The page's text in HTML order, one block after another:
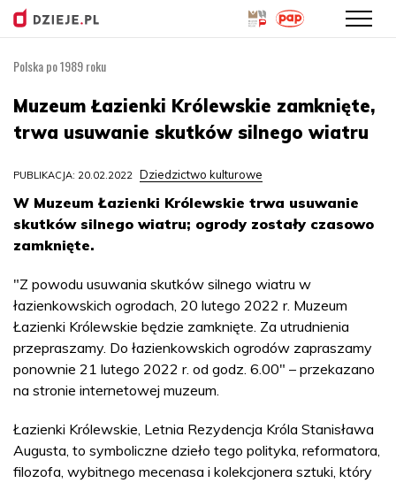
treści
Polska po 1989 roku
Muzeum Łazienki Królewskie zamknięte,
trwa usuwanie skutków silnego wiatru
PUBLIKACJA: 20.02.2022 Dziedzictwo kulturowe
W Muzeum Łazienki Królewskie trwa usuwanie
skutków silnego wiatru; ogrody zostały czasowo
zamknięte.
"Z powodu usuwania skutków silnego wiatru w
łazienkowskich ogrodach, 20 lutego 2022 r. Muzeum
Łazienki Królewskie będzie zamknięte. Za utrudnienia
przepraszamy. Do łazienkowskich ogrodów zapraszamy
ponownie 21 lutego 2022 r. od godz. 6.00" – przekazano
na stronie internetowej muzeum.
Łazienki Królewskie, Letnia Rezydencja Króla Stanisława
Augusta, to symboliczne dzieło tego polityka, reformatora,
filozofa, wybitnego mecenasa i kolekcjonera sztuki, który